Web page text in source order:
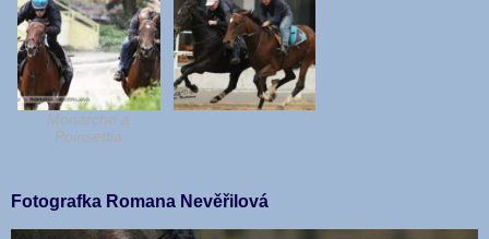
Monarcho a
Poinsettia
Fotografka Romana Nevěřilová